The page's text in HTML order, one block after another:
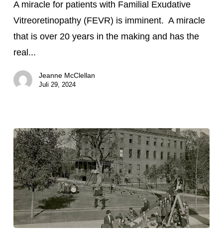
in
Arbeit
A miracle for patients with Familial Exudative
Vitreoretinopathy (FEVR) is imminent. A miracle
that is over 20 years in the making and has the
real...
Jeanne McClellan
Juli 29, 2024